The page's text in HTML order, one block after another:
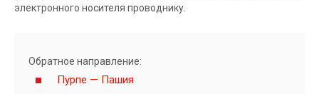
электронного носителя проводнику.
Обратное направление:
Пурпе — Пашия